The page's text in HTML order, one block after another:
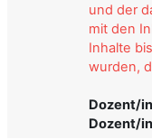
und der
mit den
Inhalte
wurden,
Dozent/
Dozent/